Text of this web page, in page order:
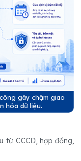
gây chậm giao
hóa dữ liệu.
từ CCCD, hợp đồng,